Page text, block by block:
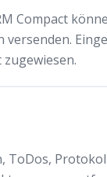
Compact
versenden.
ToDos,